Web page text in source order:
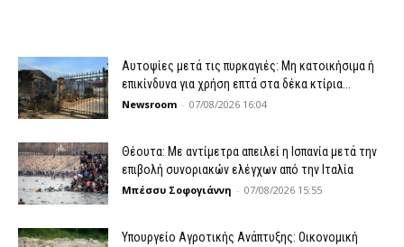
Αυτοψίες μετά τις πυρκαγιές: Μη κατοικήσιμα ή
επικίνδυνα για χρήση επτά στα δέκα κτίρια...
Newsroom - 07/08/2026 16:04
Θέουτα: Με αντίμετρα απειλεί η Ισπανία μετά την
επιβολή συνοριακών ελέγχων από την Ιταλία
Μπέσσυ Σοφογιάννη - 07/08/2026 15:55
Υπουργείο Αγροτικής Ανάπτυξης: Οικονομική